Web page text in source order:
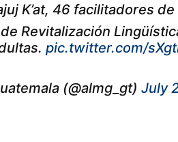
K’at, 46 facilitadores
Revitalización
pic.twitter.com/
(@almg_gt) July